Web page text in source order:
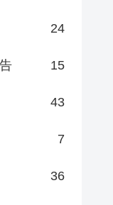
24
15
43
7
36